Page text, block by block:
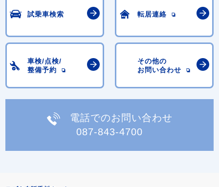
試乗車検索 転居連絡
車検/点検/
整備予約
その他の
お問い合わせ
電話でのお問い合わせ
087-843-4700